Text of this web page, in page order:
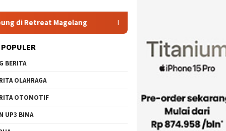
Rutan Kelas IIB Raba Bima Sambut Kunjungan Pj.
BERITA
OLAHRAGA
OTOMOTIF
UP3 BIMA